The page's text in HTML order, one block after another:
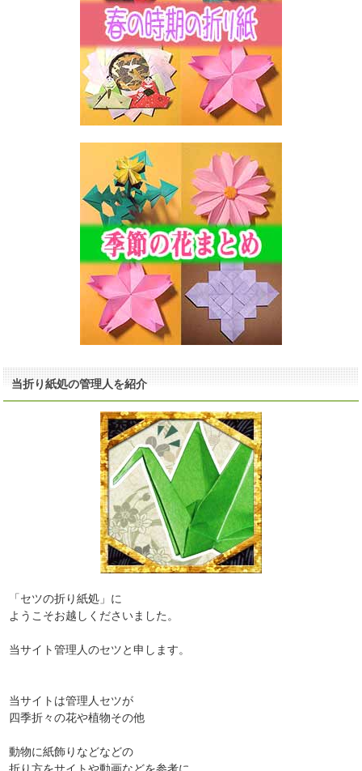
当折り紙処の管理人を紹介
「セツの折り紙処」に
ようこそお越しくださいました。
当サイト管理人のセツと申します。
当サイトは管理人セツが
四季折々の花や植物その他
動物に紙飾りなどなどの
折り方をサイトや動画などを参考に